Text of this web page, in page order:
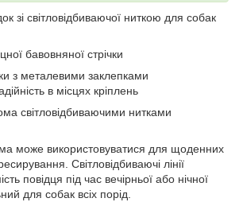
зі світловідбиваючої ниткою для собак
бавовняної стрічки
з металевими заклепками
в місцях кріплень
світловідбиваючими нитками
може використовуватися для щоденних
Світловідбиваючі лінії
повідця під час вечірньої або нічної
для собак всіх порід.